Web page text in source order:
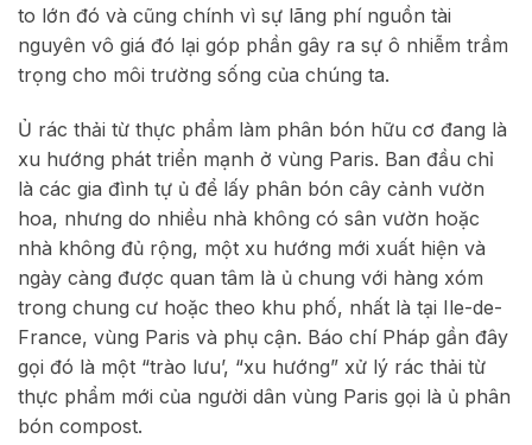
to lớn đó và cũng chính vì sự lãng phí nguồn tài
nguyên vô giá đó lại góp phần gây ra sự ô nhiễm trầm
trọng cho môi trường sống của chúng ta.
Ủ rác thải từ thực phẩm làm phân bón hữu cơ đang là
xu hướng phát triển mạnh ở vùng Paris. Ban đầu chỉ
là các gia đình tự ủ để lấy phân bón cây cảnh vườn
hoa, nhưng do nhiều nhà không có sân vườn hoặc
nhà không đủ rộng, một xu hướng mới xuất hiện và
ngày càng được quan tâm là ủ chung với hàng xóm
trong chung cư hoặc theo khu phố, nhất là tại Ile-de-
France, vùng Paris và phụ cận. Báo chí Pháp gần đây
gọi đó là một “trào lưu’, “xu hướng” xử lý rác thải từ
thực phẩm mới của người dân vùng Paris gọi là ủ phân
bón compost.